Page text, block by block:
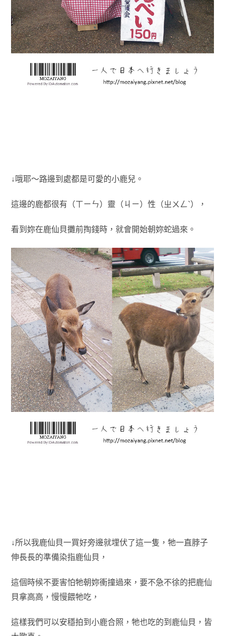
↓哦耶～路邊到處都是可愛的小鹿兒。
這邊的鹿都很有（ㄒㄧㄣ）靈（ㄐㄧ）性（ㄓㄨㄥˋ），
看到妳在鹿仙貝攤前掏錢時，就會開始朝妳蛇過來。
↓所以我鹿仙貝一買好旁邊就埋伏了這一隻，牠一直脖子
伸長長的準備染指鹿仙貝，
這個時候不要害怕牠朝妳衝撞過來，要不急不徐的把鹿仙
貝拿高高， 慢慢餵牠吃，
這樣我們可以安穩拍到小鹿合照，牠也吃的到鹿仙貝，皆